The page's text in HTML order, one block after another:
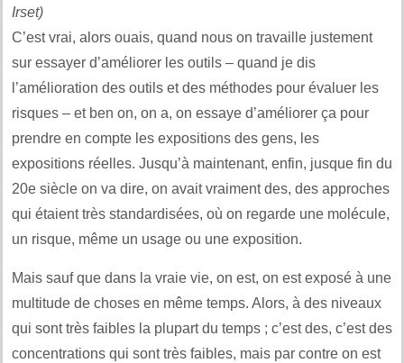
Irset)
C’est vrai, alors ouais, quand nous on travaille justement
sur essayer d’améliorer les outils – quand je dis
l’amélioration des outils et des méthodes pour évaluer les
risques – et ben on, on a, on essaye d’améliorer ça pour
prendre en compte les expositions des gens, les
expositions réelles. Jusqu’à maintenant, enfin, jusque fin du
20e siècle on va dire, on avait vraiment des, des approches
qui étaient très standardisées, où on regarde une molécule,
un risque, même un usage ou une exposition.
Mais sauf que dans la vraie vie, on est, on est exposé à une
multitude de choses en même temps. Alors, à des niveaux
qui sont très faibles la plupart du temps ; c’est des, c’est des
concentrations qui sont très faibles, mais par contre on est